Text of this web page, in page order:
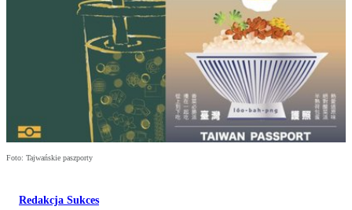
Foto: Tajwańskie paszporty
Redakcja Sukces